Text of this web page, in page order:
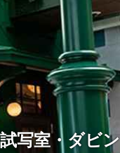
写室・ダビン